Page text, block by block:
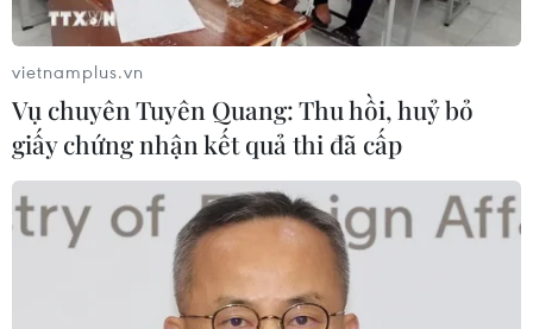
đối với kinh tế đất nước.
vietnamplus.vn
Vụ chuyên Tuyên Quang: Thu hồi, huỷ bỏ
giấy chứng nhận kết quả thi đã cấp